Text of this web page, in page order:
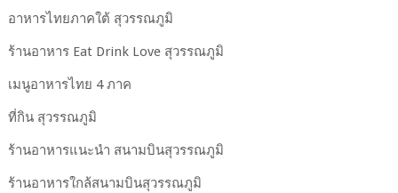
อาหารไทยภาคใต้ สุวรรณภูมิ
ร้านอาหาร Eat Drink Love สุวรรณภูมิ
เมนูอาหารไทย 4 ภาค
ที่กิน สุวรรณภูมิ
ร้านอาหารแนะนำ สนามบินสุวรรณภูมิ
ร้านอาหารใกล้สนามบินสุวรรณภูมิ